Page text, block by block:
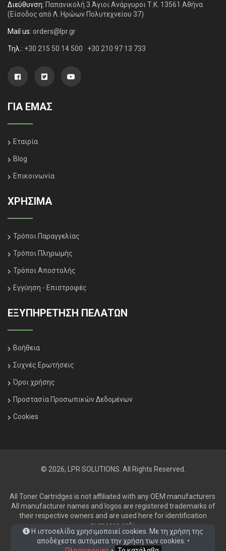
Διεύθυνση: Παπανικολή 3 Άγιοι Ανάργυροι Τ.Κ. 13561 Αθήνα
(Είσοδος από Λ. Ηρώων Πολυτεχνείου 37)
Mail us: orders@lpr.gr
Τηλ.: +30 215 50 14 500 +30 210 97 13 733
ΓΙΑ ΕΜΑΣ
Εταιρία
Blog
Επικοινωνία
ΧΡΗΣΙΜΑ
Τρόποι Παραγγελίας
Τρόποι Πληρωμής
Τρόποι Αποστολής
Εγγύηση - Επιστροφές
ΕΞΥΠΗΡΈΤΗΣΗ ΠΕΛΑΤΏΝ
Βοήθεια
Συχνές Ερωτήσεις
Όροι χρήσης
Προστασία Προσωπικών Δεδομένων
Cookies
© 2026, LPR SOLUTIONS. All Rights Reserved.
All Toner Cartridges is not affiliated with any OEM manufacturers.
All manufacturer names and logos are registered trademarks of
their respective owners and are used here for identification
purposes only.
Η ιστοσελίδα χρησιμοποιεί cookies. Με τη χρήση της
αποδέχεστε αυτόματα την χρήση των cookies. •